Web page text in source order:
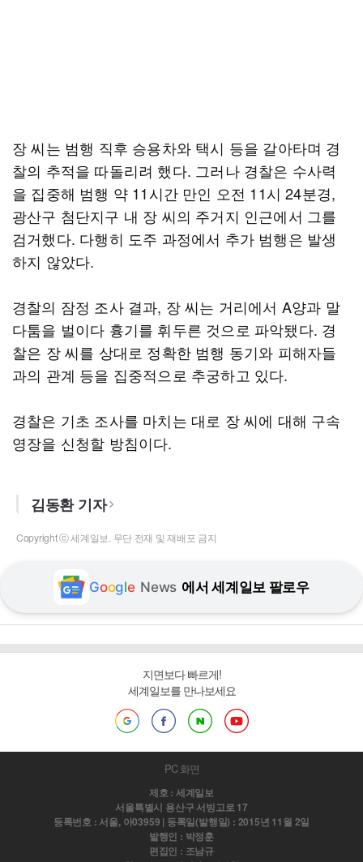
장 씨는 범행 직후 승용차와 택시 등을 갈아타며 경
찰의 추적을 따돌리려 했다. 그러나 경찰은 수사력
을 집중해 범행 약 11시간 만인 오전 11시 24분경,
광산구 첨단지구 내 장 씨의 주거지 인근에서 그를
검거했다. 다행히 도주 과정에서 추가 범행은 발생
하지 않았다.
경찰의 잠정 조사 결과, 장 씨는 거리에서 A양과 말
다툼을 벌이다 흉기를 휘두른 것으로 파악됐다. 경
찰은 장 씨를 상대로 정확한 범행 동기와 피해자들
과의 관계 등을 집중적으로 추궁하고 있다.
경찰은 기초 조사를 마치는 대로 장 씨에 대해 구속
영장을 신청할 방침이다.
김동환 기자
Copyright ⓒ 세계일보. 무단 전재 및 재배포 금지
Google News 에서 세계일보 팔로우
지면보다 빠르게!
세계일보를 만나보세요
PC 화면
제호 : 세계일보
서울특별시 용산구 서빙고로 17
등록번호 : 서울, 아03959 | 등록일(발행일) : 2015년 11월 2일
발행인 : 박정훈
편집인 : 조남규